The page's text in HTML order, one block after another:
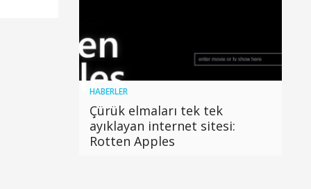
HABERLER
Çürük elmaları tek tek
ayıklayan internet sitesi:
Rotten Apples